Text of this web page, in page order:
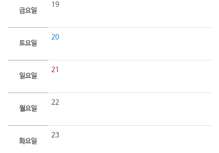
금요일
19
토요일
20
일요일
21
월요일
22
화요일
23